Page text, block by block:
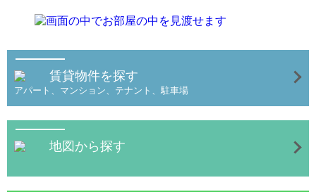
賃貸物件を探す
アパート、マンション、テナント、駐車場
地図から探す